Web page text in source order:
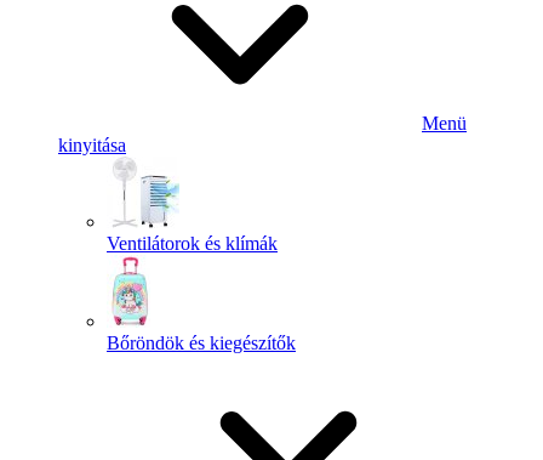
Menü
kinyitása
Ventilátorok és klímák
Bőröndök és kiegészítők